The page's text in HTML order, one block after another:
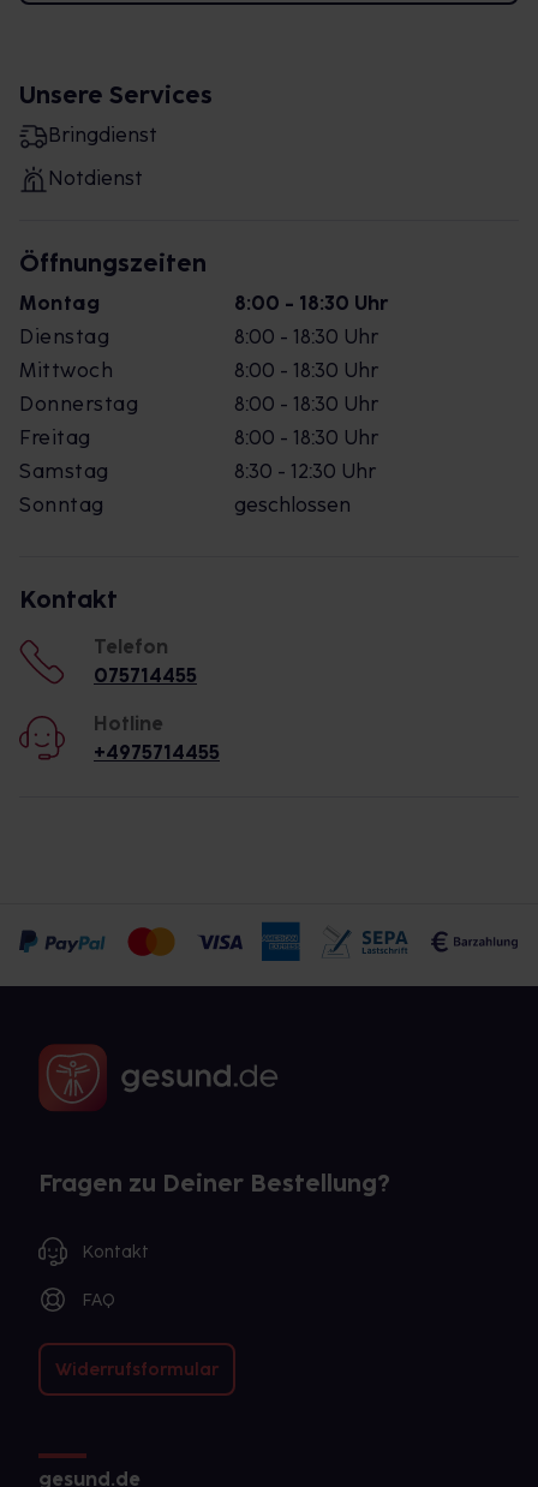
Unsere Services
Bringdienst
Notdienst
Öffnungszeiten
Montag
8:00 - 18:30 Uhr
Dienstag
8:00 - 18:30 Uhr
Mittwoch
8:00 - 18:30 Uhr
Donnerstag
8:00 - 18:30 Uhr
Freitag
8:00 - 18:30 Uhr
Samstag
8:30 - 12:30 Uhr
Sonntag
geschlossen
Kontakt
Telefon
075714455
Hotline
+4975714455
Fragen zu Deiner Bestellung?
Kontakt
FAQ
Widerrufsformular
gesund.de